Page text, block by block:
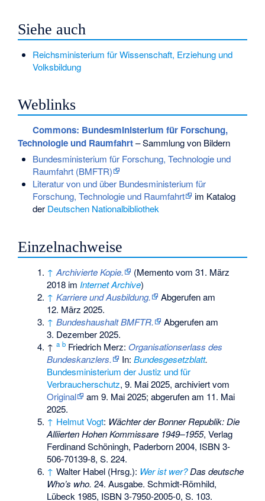
Siehe auch
Reichsministerium für Wissenschaft, Erziehung und
Volksbildung
Weblinks
Commons: Bundesministerium für Forschung,
Technologie und Raumfahrt– Sammlung von Bildern
Bundesministerium für Forschung, Technologie und
Raumfahrt (BMFTR)
Literatur von und über Bundesministerium für
Forschung, Technologie und Raumfahrt
im Katalog
der Deutschen Nationalbibliothek
Einzelnachweise
↑ Archivierte Kopie. (Mementovom 31. März
2018 im Internet Archive)
↑ Karriere und Ausbildung.
Abgerufen am
12. März 2025.
↑ Bundeshaushalt BMFTR.
Abgerufen am
3. Dezember 2025.
↑a b Friedrich Merz:Organisationserlass des
Bundeskanzlers.
In:Bundesgesetzblatt.
Bundesministerium der Justiz und für
Verbraucherschutz, 9. Mai 2025, archiviert vom
Original
am9. Mai 2025; abgerufen am 11. Mai
2025.
↑ Helmut Vogt: Wächter der Bonner Republik: Die
Alliierten Hohen Kommissare 1949–1955, Verlag
Ferdinand Schöningh, Paderborn 2004, ISBN 3-
506-70139-8, S. 224.
↑ Walter Habel (Hrsg.): Wer ist wer?Das deutsche
Who’s who. 24. Ausgabe. Schmidt-Römhild,
Lübeck 1985, ISBN 3-7950-2005-0, S. 103.